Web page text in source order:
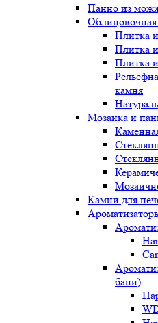
Панно из
Плитка
Плитка
Плитка
камня
Мозаика и
Камни для
бани)